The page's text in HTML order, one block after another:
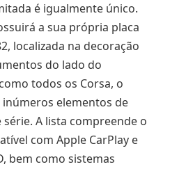
é igualmente único.
a sua própria placa
localizada na decoração
do lado do
todos os Corsa, o
elementos de
A lista compreende o
com Apple CarPlay e
bem como sistemas